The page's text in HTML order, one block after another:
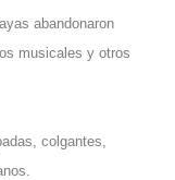
abandonaron
musicales y otros
colgantes,